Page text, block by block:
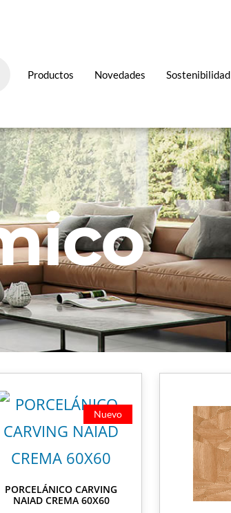
Productos Novedades Sostenibilidad
Nuevo
PORCELÁNICO CARVING
NAIAD CREMA 60X60